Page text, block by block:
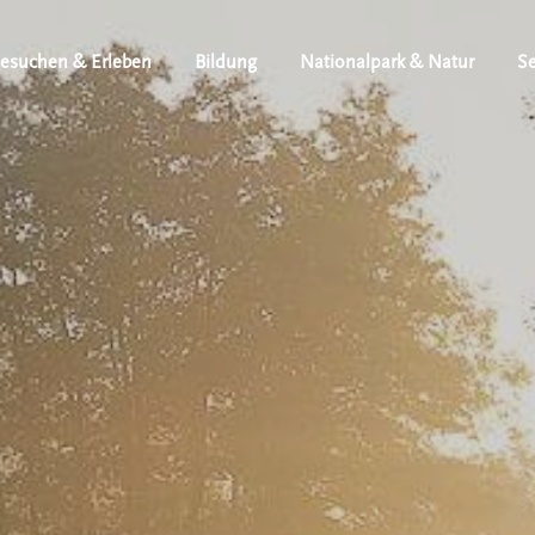
& Erleben Bildung Nationalpark & Natur